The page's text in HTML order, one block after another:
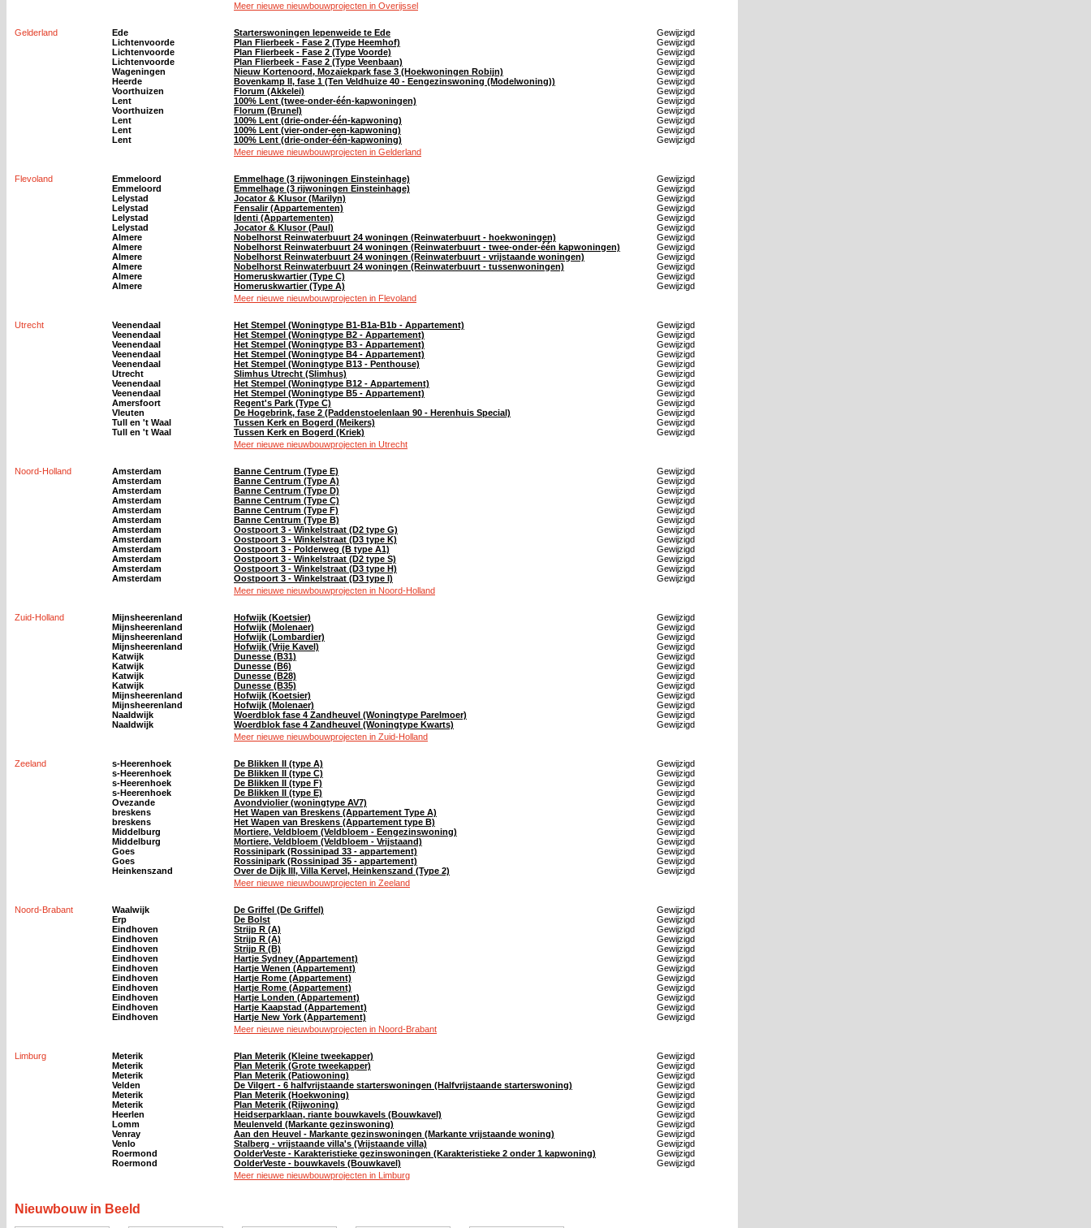
Meer nieuwe nieuwbouwprojecten in Overijssel
Gelderland Ede Starterswoningen Iepenweide te Ede
Gewijzigd
Lichtenvoorde
Plan Flierbeek - Fase 2 (Type Heemhof)
Gewijzigd
Lichtenvoorde
Plan Flierbeek - Fase 2 (Type Voorde)
Gewijzigd
Lichtenvoorde
Plan Flierbeek - Fase 2 (Type Veenbaan)
Gewijzigd
Wageningen
Nieuw Kortenoord, Mozaïekpark fase 3 (Hoekwoningen Robijn)
Gewijzigd
Heerde
Bovenkamp II, fase 1 (Ten Veldhuize 40 - Eengezinswoning (Modelwoning))
Gewijzigd
Voorthuizen
Florum (Akkelei)
Gewijzigd
Lent
100% Lent (twee-onder-één-kapwoningen)
Gewijzigd
Voorthuizen
Florum (Brunel)
Gewijzigd
Lent
100% Lent (drie-onder-één-kapwoning)
Gewijzigd
Lent
100% Lent (vier-onder-een-kapwoning)
Gewijzigd
Lent
100% Lent (drie-onder-één-kapwoning)
Gewijzigd
Meer nieuwe nieuwbouwprojecten in Gelderland
Flevoland Emmeloord Emmelhage (3 rijwoningen Einsteinhage)
Gewijzigd
Emmeloord
Emmelhage (3 rijwoningen Einsteinhage)
Gewijzigd
Lelystad
Jocator & Klusor (Marilyn)
Gewijzigd
Lelystad
Fensalir (Appartementen)
Gewijzigd
Lelystad
Identi (Appartementen)
Gewijzigd
Lelystad
Jocator & Klusor (Paul)
Gewijzigd
Almere
Nobelhorst Reinwaterbuurt 24 woningen (Reinwaterbuurt - hoekwoningen)
Gewijzigd
Almere
Nobelhorst Reinwaterbuurt 24 woningen (Reinwaterbuurt - twee-onder-één kapwoningen)
Gewijzigd
Almere
Nobelhorst Reinwaterbuurt 24 woningen (Reinwaterbuurt - vrijstaande woningen)
Gewijzigd
Almere
Nobelhorst Reinwaterbuurt 24 woningen (Reinwaterbuurt - tussenwoningen)
Gewijzigd
Almere
Homeruskwartier (Type C)
Gewijzigd
Almere
Homeruskwartier (Type A)
Gewijzigd
Meer nieuwe nieuwbouwprojecten in Flevoland
Utrecht Veenendaal Het Stempel (Woningtype B1-B1a-B1b - Appartement)
Gewijzigd
Veenendaal
Het Stempel (Woningtype B2 - Appartement)
Gewijzigd
Veenendaal
Het Stempel (Woningtype B3 - Appartement)
Gewijzigd
Veenendaal
Het Stempel (Woningtype B4 - Appartement)
Gewijzigd
Veenendaal
Het Stempel (Woningtype B13 - Penthouse)
Gewijzigd
Utrecht
Slimhus Utrecht (Slimhus)
Gewijzigd
Veenendaal
Het Stempel (Woningtype B12 - Appartement)
Gewijzigd
Veenendaal
Het Stempel (Woningtype B5 - Appartement)
Gewijzigd
Amersfoort
Regent's Park (Type C)
Gewijzigd
Vleuten
De Hogebrink, fase 2 (Paddenstoelenlaan 90 - Herenhuis Special)
Gewijzigd
Tull en 't Waal
Tussen Kerk en Bogerd (Meikers)
Gewijzigd
Tull en 't Waal
Tussen Kerk en Bogerd (Kriek)
Gewijzigd
Meer nieuwe nieuwbouwprojecten in Utrecht
Noord-Holland Amsterdam Banne Centrum (Type E)
Gewijzigd
Amsterdam
Banne Centrum (Type A)
Gewijzigd
Amsterdam
Banne Centrum (Type D)
Gewijzigd
Amsterdam
Banne Centrum (Type C)
Gewijzigd
Amsterdam
Banne Centrum (Type F)
Gewijzigd
Amsterdam
Banne Centrum (Type B)
Gewijzigd
Amsterdam
Oostpoort 3 - Winkelstraat (D2 type G)
Gewijzigd
Amsterdam
Oostpoort 3 - Winkelstraat (D3 type K)
Gewijzigd
Amsterdam
Oostpoort 3 - Polderweg (B type A1)
Gewijzigd
Amsterdam
Oostpoort 3 - Winkelstraat (D2 type S)
Gewijzigd
Amsterdam
Oostpoort 3 - Winkelstraat (D3 type H)
Gewijzigd
Amsterdam
Oostpoort 3 - Winkelstraat (D3 type I)
Gewijzigd
Meer nieuwe nieuwbouwprojecten in Noord-Holland
Zuid-Holland Mijnsheerenland Hofwijk (Koetsier)
Gewijzigd
Mijnsheerenland
Hofwijk (Molenaer)
Gewijzigd
Mijnsheerenland
Hofwijk (Lombardier)
Gewijzigd
Mijnsheerenland
Hofwijk (Vrije Kavel)
Gewijzigd
Katwijk
Dunesse (B31)
Gewijzigd
Katwijk
Dunesse (B6)
Gewijzigd
Katwijk
Dunesse (B28)
Gewijzigd
Katwijk
Dunesse (B35)
Gewijzigd
Mijnsheerenland
Hofwijk (Koetsier)
Gewijzigd
Mijnsheerenland
Hofwijk (Molenaer)
Gewijzigd
Naaldwijk
Woerdblok fase 4 Zandheuvel (Woningtype Parelmoer)
Gewijzigd
Naaldwijk
Woerdblok fase 4 Zandheuvel (Woningtype Kwarts)
Gewijzigd
Meer nieuwe nieuwbouwprojecten in Zuid-Holland
Zeeland s-Heerenhoek De Blikken II (type A)
Gewijzigd
s-Heerenhoek
De Blikken II (type C)
Gewijzigd
s-Heerenhoek
De Blikken II (type F)
Gewijzigd
s-Heerenhoek
De Blikken II (type E)
Gewijzigd
Ovezande
Avondviolier (woningtype AV7)
Gewijzigd
breskens
Het Wapen van Breskens (Appartement Type A)
Gewijzigd
breskens
Het Wapen van Breskens (Appartement type B)
Gewijzigd
Middelburg
Mortiere, Veldbloem (Veldbloem - Eengezinswoning)
Gewijzigd
Middelburg
Mortiere, Veldbloem (Veldbloem - Vrijstaand)
Gewijzigd
Goes
Rossinipark (Rossinipad 33 - appartement)
Gewijzigd
Goes
Rossinipark (Rossinipad 35 - appartement)
Gewijzigd
Heinkenszand
Over de Dijk III, Villa Kervel, Heinkenszand (Type 2)
Gewijzigd
Meer nieuwe nieuwbouwprojecten in Zeeland
Noord-Brabant Waalwijk De Griffel (De Griffel)
Gewijzigd
Erp
De Bolst
Gewijzigd
Eindhoven
Strijp R (A)
Gewijzigd
Eindhoven
Strijp R (A)
Gewijzigd
Eindhoven
Strijp R (B)
Gewijzigd
Eindhoven
Hartje Sydney (Appartement)
Gewijzigd
Eindhoven
Hartje Wenen (Appartement)
Gewijzigd
Eindhoven
Hartje Rome (Appartement)
Gewijzigd
Eindhoven
Hartje Rome (Appartement)
Gewijzigd
Eindhoven
Hartje Londen (Appartement)
Gewijzigd
Eindhoven
Hartje Kaapstad (Appartement)
Gewijzigd
Eindhoven
Hartje New York (Appartement)
Gewijzigd
Meer nieuwe nieuwbouwprojecten in Noord-Brabant
Limburg Meterik Plan Meterik (Kleine tweekapper)
Gewijzigd
Meterik
Plan Meterik (Grote tweekapper)
Gewijzigd
Meterik
Plan Meterik (Patiowoning)
Gewijzigd
Velden
De Vilgert - 6 halfvrijstaande starterswoningen (Halfvrijstaande starterswoning)
Gewijzigd
Meterik
Plan Meterik (Hoekwoning)
Gewijzigd
Meterik
Plan Meterik (Rijwoning)
Gewijzigd
Heerlen
Heidserparklaan, riante bouwkavels (Bouwkavel)
Gewijzigd
Lomm
Meulenveld (Markante gezinswoning)
Gewijzigd
Venray
Aan den Heuvel - Markante gezinswoningen (Markante vrijstaande woning)
Gewijzigd
Venlo
Stalberg - vrijstaande villa's (Vrijstaande villa)
Gewijzigd
Roermond
OolderVeste - Karakteristieke gezinswoningen (Karakteristieke 2 onder 1 kapwoning)
Gewijzigd
Roermond
OolderVeste - bouwkavels (Bouwkavel)
Gewijzigd
Meer nieuwe nieuwbouwprojecten in Limburg
Nieuwbouw in Beeld